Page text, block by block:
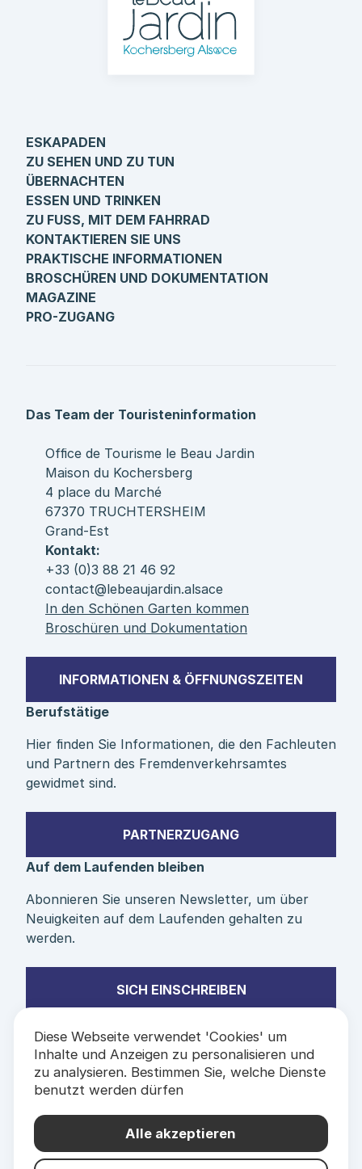
ESKAPADEN
ZU SEHEN UND ZU TUN
ÜBERNACHTEN
ESSEN UND TRINKEN
ZU FUSS, MIT DEM FAHRRAD
KONTAKTIEREN SIE UNS
PRAKTISCHE INFORMATIONEN
BROSCHÜREN UND DOKUMENTATION
MAGAZINE
PRO-ZUGANG
Das Team der Touristeninformation
Office de Tourisme le Beau Jardin
Maison du Kochersberg
4 place du Marché
67370 TRUCHTERSHEIM
Grand-Est
Kontakt:
+33 (0)3 88 21 46 92
contact@lebeaujardin.alsace
In den Schönen Garten kommen
Broschüren und Dokumentation
INFORMATIONEN & ÖFFNUNGSZEITEN
Berufstätige
Hier finden Sie Informationen, die den Fachleuten
und Partnern des Fremdenverkehrsamtes
gewidmet sind.
PARTNERZUGANG
Auf dem Laufenden bleiben
Abonnieren Sie unseren Newsletter, um über
Neuigkeiten auf dem Laufenden gehalten zu
werden.
SICH EINSCHREIBEN
ETIKETTEN
Diese Webseite verwendet 'Cookies' um
Inhalte und Anzeigen zu personalisieren und
zu analysieren. Bestimmen Sie, welche Dienste
benutzt werden dürfen
Alle akzeptieren